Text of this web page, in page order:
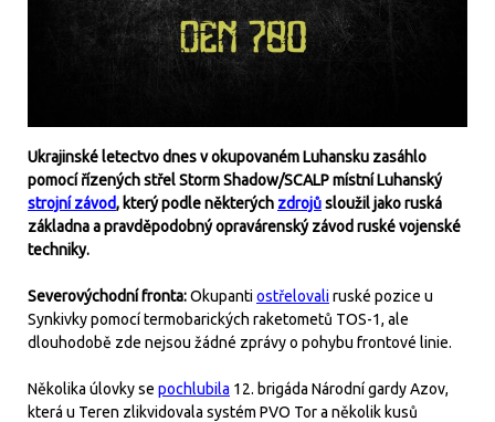
Ukrajinské letectvo dnes v okupovaném Luhansku zasáhlo
pomocí řízených střel Storm Shadow/SCALP místní Luhanský
strojní závod, který podle některých zdrojůsloužil jako ruská
základna a pravděpodobný opravárenský závod ruské vojenské
techniky.
Severovýchodní fronta:Okupantiostřelovaliruské pozice u
Synkivky pomocí termobarických raketometů TOS-1, ale
dlouhodobě zde nejsou žádné zprávy o pohybu frontové linie.
Několika úlovky se pochlubila 12. brigáda Národní gardy Azov,
která u Teren zlikvidovala systém PVO Tor a několik kusů